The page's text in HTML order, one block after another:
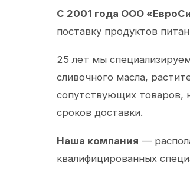
С 2001 года ООО
поставку продуктов
25 лет мы
сливочного масла,
сопутствующих товаров,
сроков доставки.
Наша компания —
квалифицированных